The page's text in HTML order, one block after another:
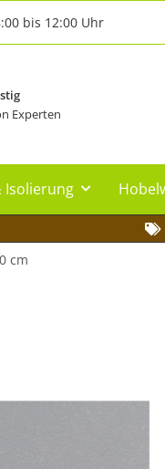
bis 12:00 Uhr
Experten
Isolierung
cm